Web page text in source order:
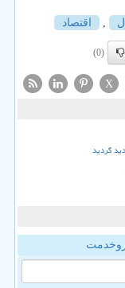
, اقتصاد
(0)
X